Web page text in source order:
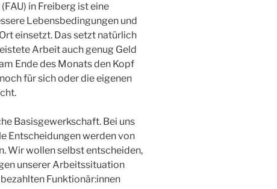
FAU) in Freiberg ist eine
Lebensbedingungen und
einsetzt. Das setzt natürlich
Arbeit auch genug Geld
Ende des Monats den Kopf
für sich oder die eigenen
Basisgewerkschaft. Bei uns
Entscheidungen werden von
Wir wollen selbst entscheiden,
unserer Arbeitssituation
Funktionär:innen